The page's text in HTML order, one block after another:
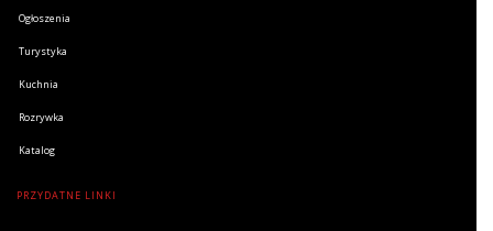
Ogłoszenia
Turystyka
Kuchnia
Rozrywka
Katalog
PRZYDATNE LINKI